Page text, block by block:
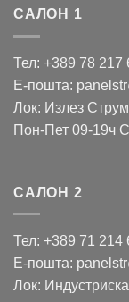
САЛОН 1
Тел: +389 78 217
Е-пошта:
Лок: Излез
Пон-Пет 09-19ч
САЛОН 2
Тел: +389 71 214
Е-пошта:
Лок: